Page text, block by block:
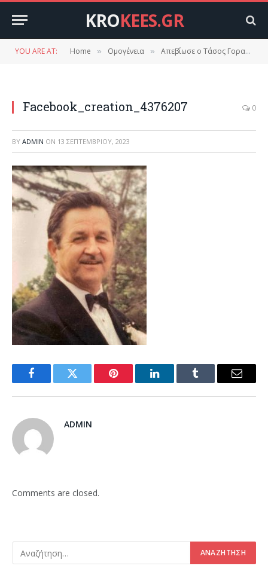
KROKEES.GR
YOU ARE AT: Home » Ομογένεια » Απεβίωσε ο Τάσος Γορανίτης (Γουλής)
Facebook_creation_4376207 0
BY ADMIN ON 13 ΣΕΠΤΕΜΒΡΊΟΥ, 2023
FacebookTwitter Pinterest LinkedInTumblr Email
ADMIN
Comments are closed.